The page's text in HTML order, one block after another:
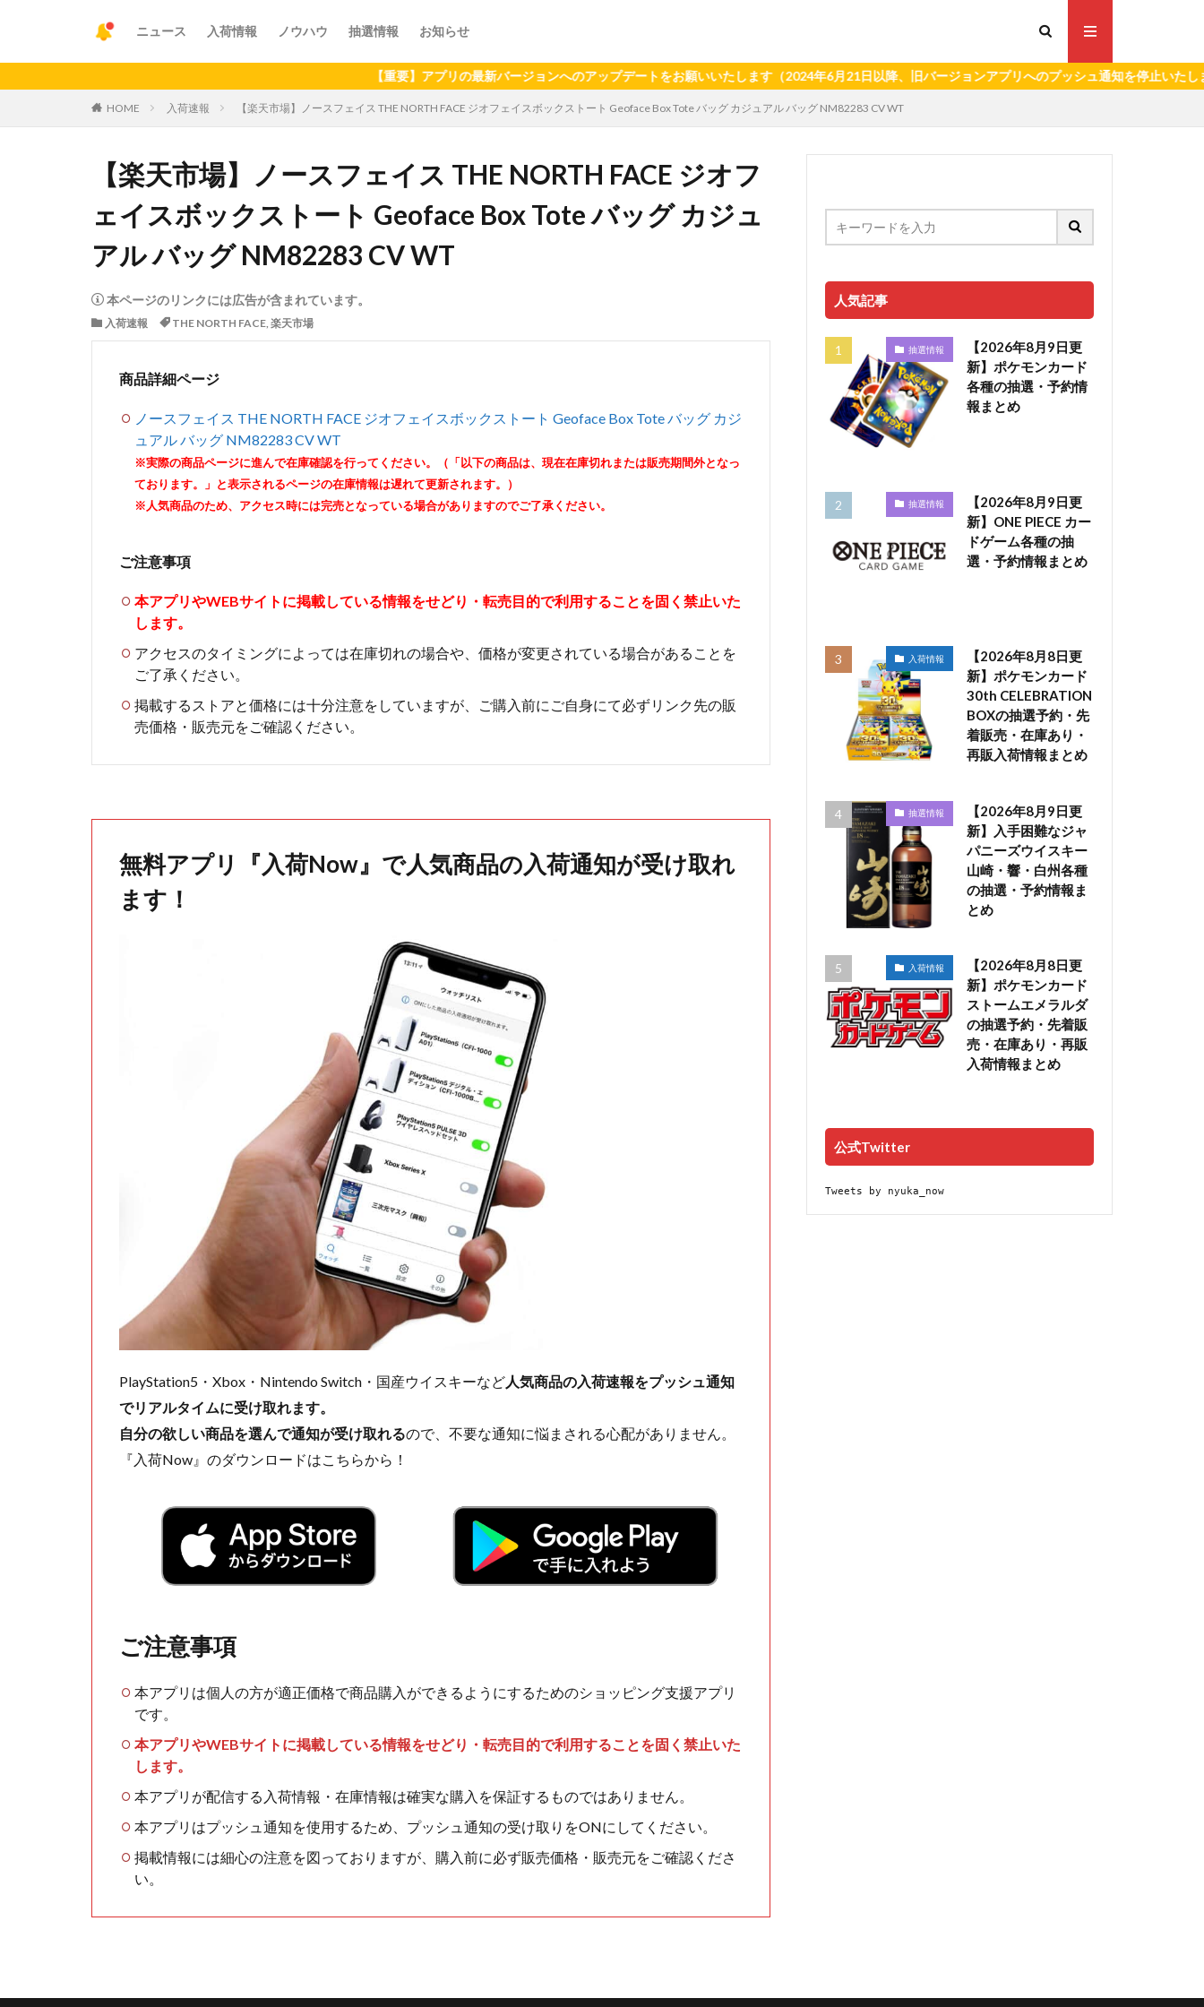
ニュース 入荷情報 ノウハウ 抽選情報 お知らせ
【重要】アプリの最新バージョンへのアップデートをお願いいたします（2024年6月21日以降、旧バージョンアプリへのプッシュ通知を停止いたします。）
HOME 入荷速報 【楽天市場】ノースフェイス THE NORTH FACE ジオフェイスボックストート Geoface Box Tote バッグ カジュアル バッグ NM82283 CV WT
【楽天市場】ノースフェイス THE NORTH FACE ジオフ
ェイスボックストート Geoface Box Tote バッグ カジュ
アル バッグ NM82283 CV WT
本ページのリンクには広告が含まれています。
入荷速報 THE NORTH FACE, 楽天市場
商品詳細ページ
ノースフェイス THE NORTH FACE ジオフェイスボックストート Geoface Box Tote バッグ カジ
ュアル バッグ NM82283 CV WT
※実際の商品ページに進んで在庫確認を行ってください。（「以下の商品は、現在在庫切れまたは販売期間外となっ
ております。」と表示されるページの在庫情報は遅れて更新されます。）
※人気商品のため、アクセス時には完売となっている場合がありますのでご了承ください。
ご注意事項
本アプリやWEBサイトに掲載している情報をせどり・転売目的で利用することを固く禁止いた
します。
アクセスのタイミングによっては在庫切れの場合や、価格が変更されている場合があることを
ご了承ください。
掲載するストアと価格には十分注意をしていますが、ご購入前にご自身にて必ずリンク先の販
売価格・販売元をご確認ください。
無料アプリ『入荷Now』で人気商品の入荷通知が受け取れ
ます！
PlayStation5・Xbox・Nintendo Switch・国産ウイスキーなど人気商品の入荷速報をプッシュ通知
でリアルタイムに受け取れます。
自分の欲しい商品を選んで通知が受け取れるので、不要な通知に悩まされる心配がありません。
『入荷Now』のダウンロードはこちらから！
ご注意事項
本アプリは個人の方が適正価格で商品購入ができるようにするためのショッピング支援アプリ
です。
本アプリやWEBサイトに掲載している情報をせどり・転売目的で利用することを固く禁止いた
します。
本アプリが配信する入荷情報・在庫情報は確実な購入を保証するものではありません。
本アプリはプッシュ通知を使用するため、プッシュ通知の受け取りをONにしてください。
掲載情報には細心の注意を図っておりますが、購入前に必ず販売価格・販売元をご確認くださ
い。
人気記事
抽選情報
【2026年8月9日更
新】ポケモンカード
各種の抽選・予約情
報まとめ
抽選情報
【2026年8月9日更
新】ONE PIECE カー
ドゲーム各種の抽
選・予約情報まとめ
入荷情報
【2026年8月8日更
新】ポケモンカード
30th CELEBRATION
BOXの抽選予約・先
着販売・在庫あり・
再販入荷情報まとめ
抽選情報
【2026年8月9日更
新】入手困難なジャ
パニーズウイスキー
山崎・響・白州各種
の抽選・予約情報ま
とめ
入荷情報
【2026年8月8日更
新】ポケモンカード
ストームエメラルダ
の抽選予約・先着販
売・在庫あり・再販
入荷情報まとめ
公式Twitter
Tweets by nyuka_now